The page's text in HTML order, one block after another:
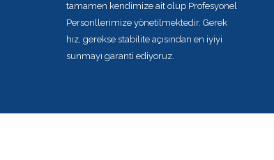
tamamen kendimize ait olup Profesyonel
Personllerimize yönetilmektedir. Gerek
hız, gerekse stabilite açısından en iyiyi
sunmayı garanti ediyoruz.